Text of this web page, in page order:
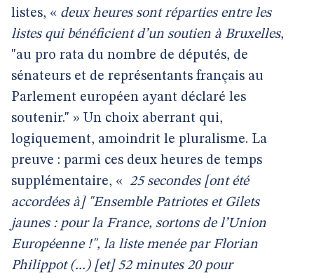
listes, « deux heures sont réparties entre les
listes qui bénéficient d’un soutien à Bruxelles,
"au pro rata du nombre de députés, de
sénateurs et de représentants français au
Parlement européen ayant déclaré les
soutenir." » Un choix aberrant qui,
logiquement, amoindrit le pluralisme. La
preuve : parmi ces deux heures de temps
supplémentaire, « 25 secondes [ont été
accordées à] "Ensemble Patriotes et Gilets
jaunes : pour la France, sortons de l’Union
Européenne !", la liste menée par Florian
Philippot (...) [et] 52 minutes 20 pour